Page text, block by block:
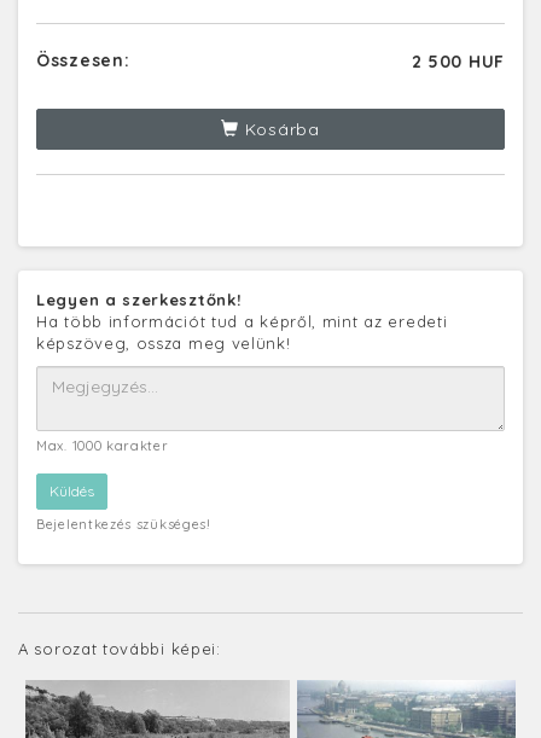
Összesen: 2 500 HUF
Kosárba
Legyen a szerkesztőnk!
Ha több információt tud a képről, mint az eredeti
képszöveg, ossza meg velünk!
Max. 1000 karakter
Bejelentkezés szükséges!
A sorozat további képei: